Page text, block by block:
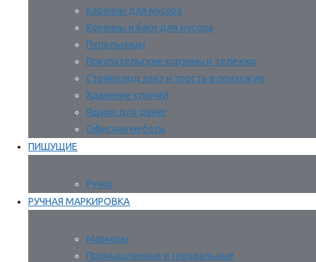
Корзины для мусора
Корзины и баки для мусора
Пепельницы
Покупательские корзины и тележки
Стойки под зонт и трость в прихожую
Хранение ключей
Ящики для денег
Офисная мебель
ПИШУЩИЕ
Ручки
РУЧНАЯ МАРКИРОВКА
Маркеры
Промышленные и специальные